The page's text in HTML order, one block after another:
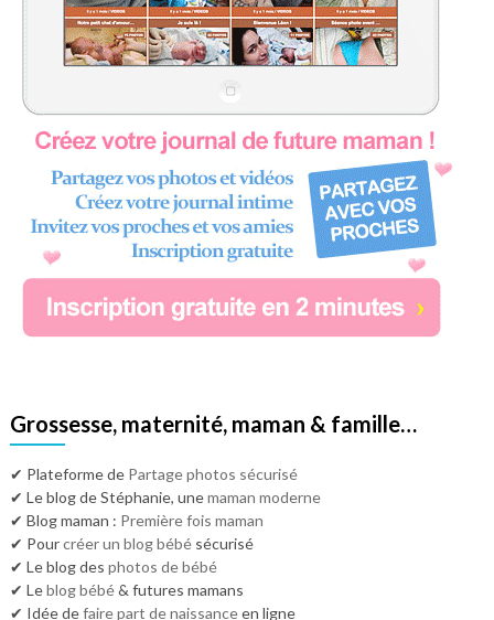
Grossesse, maternité, maman & famille…
✔ Plateforme de Partage photos sécurisé
✔ Le blog de Stéphanie, unemaman moderne
✔ Blog maman : Première fois maman
✔ Pourcréer un blog bébésécurisé
✔ Le blog des photos de bébé
✔ Leblog bébé& futures mamans
✔ Idée defaire part de naissanceen ligne